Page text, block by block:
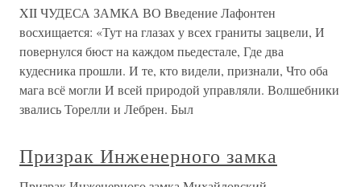
XII ЧУДЕСА ЗАМКА ВО Введение Лафонтен
восхищается: «Тут на глазах у всех граниты зацвели, И
повернулся бюст на каждом пьедестале, Где два
кудесника прошли. И те, кто видели, признали, Что оба
мага всё могли И всей природой управляли. Волшебники
звались Торелли и Лебрен. Был
Призрак Инженерного замка